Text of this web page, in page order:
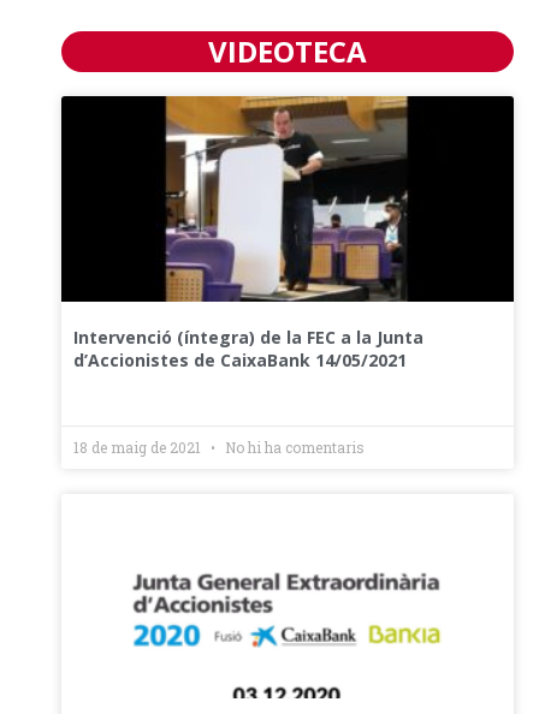
VIDEOTECA
Intervenció (íntegra) de la FEC a la Junta
d’Accionistes de CaixaBank 14/05/2021
18 de maig de 2021 No hi ha comentaris